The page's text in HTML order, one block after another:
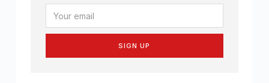
SIGN UP